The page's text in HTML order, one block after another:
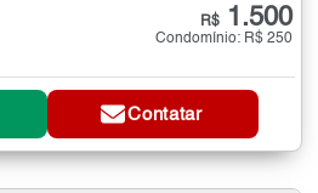
R$ 1.500
Condomínio: R$ 250
Contatar